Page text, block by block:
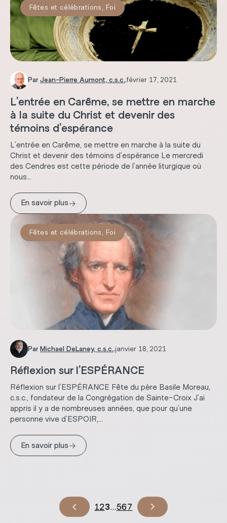
Fêtes et célébrations, Foi
Par Jean-Pierre Aumont, c.s.c..février 17, 2021
L’entrée en Carême, se mettre en marche
à la suite du Christ et devenir des
témoins d’espérance
L’entrée en Carême, se mettre en marche à la suite du
Christ et devenir des témoins d’espérance Le mercredi
des Cendres est cette période de l’année liturgique où
nous...
En savoir plus→
Fêtes et célébrations Foi
Par Michael DeLaney, c.s.c..janvier 18, 2021
Réflexion sur l’ESPÉRANCE
Réflexion sur l’ESPÉRANCE Fête du père Basile Moreau,
c.s.c., fondateur de la Congrégation de Sainte-Croix J’ai
appris il y a de nombreuses années, que pour qu’une
personne vive d’ESPOIR,...
En savoir plus→
123…567